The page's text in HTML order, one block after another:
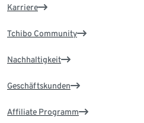
Karriere
Tchibo Community
Nachhaltigkeit
Geschäftskunden
Affiliate Programm